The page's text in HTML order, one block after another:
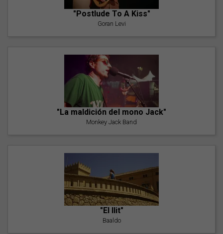
"Postlude To A Kiss"
Goran Levi
"La maldición del mono Jack"
Monkey Jack Band
"El llit"
Baaldo